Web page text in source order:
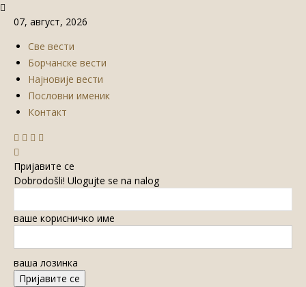
07, август, 2026
Све вести
Борчанске вести
Најновије вести
Пословни именик
Контакт
Пријавите се
Dobrodošli! Ulogujte se na nalog
ваше корисничко име
ваша лозинка